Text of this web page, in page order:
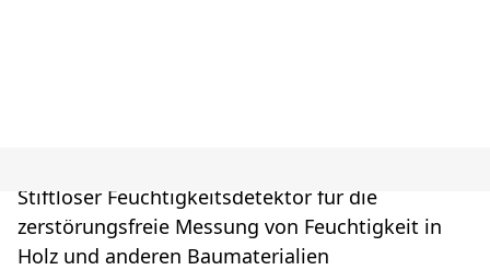
Stiftloser Feuchtigkeitsdetektor für die
zerstörungsfreie Messung von Feuchtigkeit in
Holz und anderen Baumaterialien